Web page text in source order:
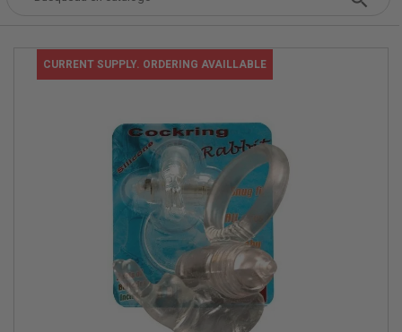
Anillos con vibración
CURRENT SUPPLY. ORDERING AVAILLABLE